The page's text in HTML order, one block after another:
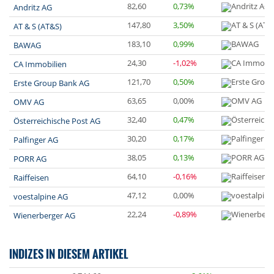
Andritz AG 82,60
0,73%
AT & S (AT&S)
147,80
3,50%
BAWAG
183,10
0,99%
CA Immobilien
24,30
-1,02%
Erste Group Bank AG
121,70
0,50%
OMV AG
63,65
0,00%
Österreichische Post AG
32,40
0,47%
Palfinger AG
30,20
0,17%
PORR AG
38,05
0,13%
Raiffeisen
64,10
-0,16%
voestalpine AG
47,12
0,00%
Wienerberger AG
22,24 -0,89%
INDIZES IN DIESEM ARTIKEL